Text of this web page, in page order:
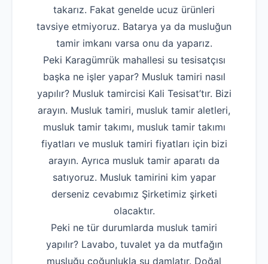
takarız. Fakat genelde ucuz ürünleri
tavsiye etmiyoruz. Batarya ya da musluğun
tamir imkanı varsa onu da yaparız.
Peki Karagümrük mahallesi su tesisatçısı
başka ne işler yapar? Musluk tamiri nasıl
yapılır? Musluk tamircisi Kali Tesisat’tır. Bizi
arayın. Musluk tamiri, musluk tamir aletleri,
musluk tamir takımı, musluk tamir takımı
fiyatları ve musluk tamiri fiyatları için bizi
arayın. Ayrıca musluk tamir aparatı da
satıyoruz. Musluk tamirini kim yapar
derseniz cevabımız Şirketimiz şirketi
olacaktır.
Peki ne tür durumlarda musluk tamiri
yapılır? Lavabo, tuvalet ya da mutfağın
musluğu çoğunlukla su damlatır. Doğal